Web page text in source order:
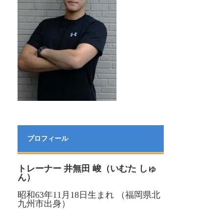
プロフィール
トレーナー 井無田 峻（いむた しゅ
ん）
昭和63年11月18日生まれ （福岡県北
九州市出身）